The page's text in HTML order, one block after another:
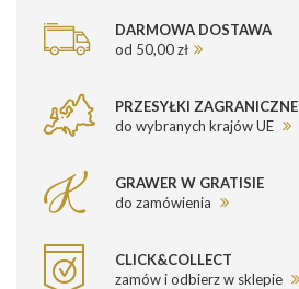
DARMOWA DOSTAWA
od 50,00 zł
PRZESYŁKI ZAGRANICZNE
do wybranych krajów UE
GRAWER W GRATISIE
do zamówienia
CLICK&COLLECT
zamów i odbierz w sklepie